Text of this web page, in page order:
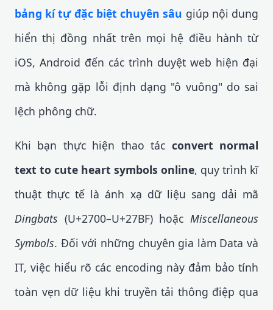
bảng kí tự đặc biệt chuyên sâu giúp nội dung
hiển thị đồng nhất trên mọi hệ điều hành từ
iOS, Android đến các trình duyệt web hiện đại
mà không gặp lỗi định dạng "ô vuông" do sai
lệch phông chữ.
Khi bạn thực hiện thao tác convert normal
text to cute heart symbols online, quy trình kĩ
thuật thực tế là ánh xạ dữ liệu sang dải mã
Dingbats (U+2700–U+27BF) hoặc Miscellaneous
Symbols. Đối với những chuyên gia làm Data và
IT, việc hiểu rõ các encoding này đảm bảo tính
toàn vẹn dữ liệu khi truyền tải thông điệp qua